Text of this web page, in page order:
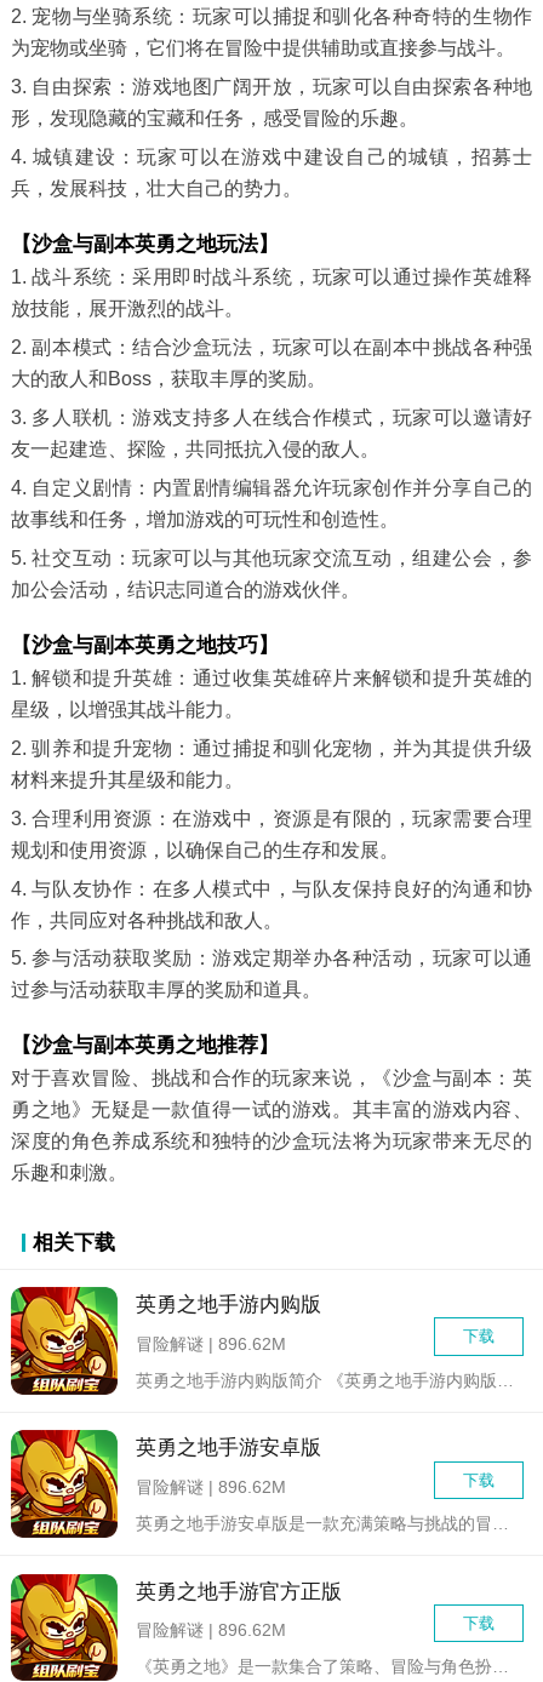
2. 宠物与坐骑系统：玩家可以捕捉和驯化各种奇特的生物作
为宠物或坐骑，它们将在冒险中提供辅助或直接参与战斗。
3. 自由探索：游戏地图广阔开放，玩家可以自由探索各种地
形，发现隐藏的宝藏和任务，感受冒险的乐趣。
4. 城镇建设：玩家可以在游戏中建设自己的城镇，招募士
兵，发展科技，壮大自己的势力。
【沙盒与副本英勇之地玩法】
1. 战斗系统：采用即时战斗系统，玩家可以通过操作英雄释
放技能，展开激烈的战斗。
2. 副本模式：结合沙盒玩法，玩家可以在副本中挑战各种强
大的敌人和Boss，获取丰厚的奖励。
3. 多人联机：游戏支持多人在线合作模式，玩家可以邀请好
友一起建造、探险，共同抵抗入侵的敌人。
4. 自定义剧情：内置剧情编辑器允许玩家创作并分享自己的
故事线和任务，增加游戏的可玩性和创造性。
5. 社交互动：玩家可以与其他玩家交流互动，组建公会，参
加公会活动，结识志同道合的游戏伙伴。
【沙盒与副本英勇之地技巧】
1. 解锁和提升英雄：通过收集英雄碎片来解锁和提升英雄的
星级，以增强其战斗能力。
2. 驯养和提升宠物：通过捕捉和驯化宠物，并为其提供升级
材料来提升其星级和能力。
3. 合理利用资源：在游戏中，资源是有限的，玩家需要合理
规划和使用资源，以确保自己的生存和发展。
4. 与队友协作：在多人模式中，与队友保持良好的沟通和协
作，共同应对各种挑战和敌人。
5. 参与活动获取奖励：游戏定期举办各种活动，玩家可以通
过参与活动获取丰厚的奖励和道具。
【沙盒与副本英勇之地推荐】
对于喜欢冒险、挑战和合作的玩家来说，《沙盒与副本：英
勇之地》无疑是一款值得一试的游戏。其丰富的游戏内容、
深度的角色养成系统和独特的沙盒玩法将为玩家带来无尽的
乐趣和刺激。
相关下载
英勇之地手游内购版
下载
冒险解谜 | 896.62M
英勇之地手游安卓版
下载
冒险解谜 | 896.62M
英勇之地手游官方正版
下载
冒险解谜 | 896.62M
《英勇之地》是一款集合了策略、冒险与角色扮演元素的手游，玩家...